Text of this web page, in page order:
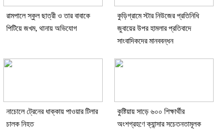
রামপালে স্কুল ছাত্রী ও তার বাবাকে
পিটিয়ে জখম, থানায় অভিযোগ
কুড়িগ্রামে স্টার নিউজের প্রতিনিধি
জুবায়ের উপর হামলার প্রতিবাদে
সাংবাদিকদের মানববন্ধন
নাচোলে ট্রেনের ধাক্কায় পাওয়ার টিলার
চালক নিহত
কুষ্টিয়ায় সাড়ে ৬০০ শিক্ষার্থীর
অংশগ্রহণে ক্যান্সার সচেতনতামূলক